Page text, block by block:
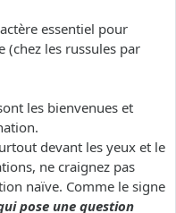
essentiel pour
(chez les russules par
les bienvenues et
devant les yeux et le
ne craignez pas
naïve. Comme le signe
pose une question